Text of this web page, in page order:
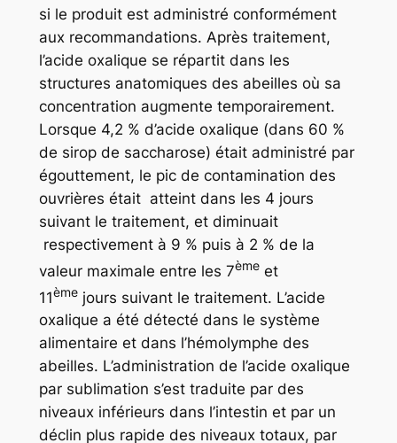
si le produit est administré conformément
aux recommandations. Après traitement,
l’acide oxalique se répartit dans les
structures anatomiques des abeilles où sa
concentration augmente temporairement.
Lorsque 4,2 % d’acide oxalique (dans 60 %
de sirop de saccharose) était administré par
égouttement, le pic de contamination des
ouvrières était atteint dans les 4 jours
suivant le traitement, et diminuait
respectivement à 9 % puis à 2 % de la
valeur maximale entre les 7èmeet
11èmejours suivant le traitement. L’acide
oxalique a été détecté dans le système
alimentaire et dans l’hémolymphe des
abeilles. L’administration de l’acide oxalique
par sublimation s’est traduite par des
niveaux inférieurs dans l’intestin et par un
déclin plus rapide des niveaux totaux, par